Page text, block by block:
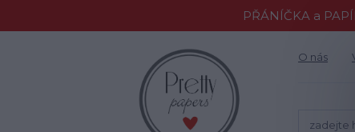
PŘÁNÍČKA a
O nás